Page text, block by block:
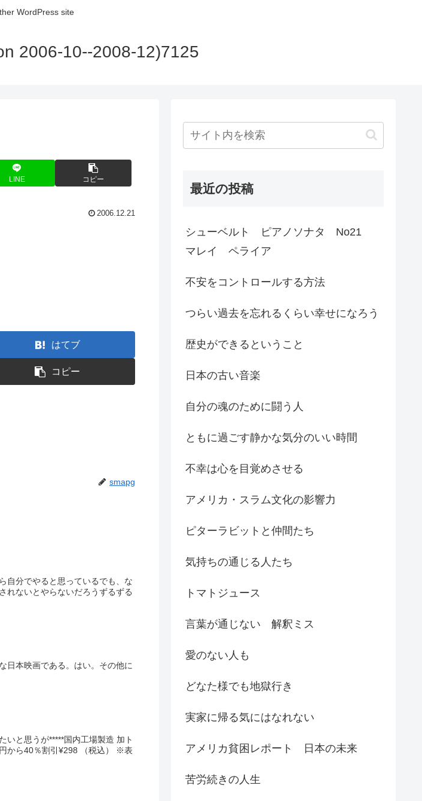
WordPress site
2006-10--2008-12)7125
LINE コピー
2006.12.21
はてブ
コピー
smapg
自分でやると思っているでも、な
れないとやらないだろうずるずる
日本映画である。はい。その他に
いと思うが*****国内工場製造 加ト
から40％割引¥298 （税込） ※表
最近の投稿
シューベルト ピアノソナタ No21
マレイ ペライア
不安をコントロールする方法
つらい過去を忘れるくらい幸せになろう
歴史ができるということ
日本の古い音楽
自分の魂のために闘う人
ともに過ごす静かな気分のいい時間
不幸は心を目覚めさせる
アメリカ・スラム文化の影響力
ピターラビットと仲間たち
気持ちの通じる人たち
トマトジュース
言葉が通じない 解釈ミス
愛のない人も
どなた様でも地獄行き
実家に帰る気にはなれない
アメリカ貧困レポート 日本の未来
苦労続きの人生